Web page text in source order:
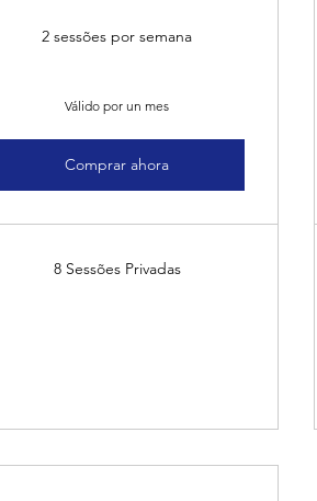
2 sessões por semana
Válido por un mes
Comprar ahora
8 Sessões Privadas